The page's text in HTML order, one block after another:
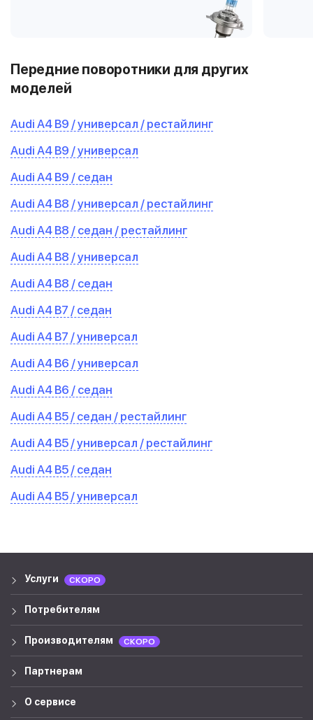
Передние поворотники для других
моделей
Audi A4 B9 / универсал / рестайлинг
Audi A4 B9 / универсал
Audi A4 B9 / седан
Audi A4 B8 / универсал / рестайлинг
Audi A4 B8 / седан / рестайлинг
Audi A4 B8 / универсал
Audi A4 B8 / седан
Audi A4 B7 / седан
Audi A4 B7 / универсал
Audi A4 B6 / универсал
Audi A4 B6 / седан
Audi A4 B5 / седан / рестайлинг
Audi A4 B5 / универсал / рестайлинг
Audi A4 B5 / седан
Audi A4 B5 / универсал
Услуги СКОРО
Потребителям
Производителям СКОРО
Партнерам
О сервисе